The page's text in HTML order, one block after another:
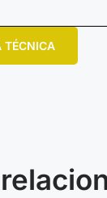
TÉCNICA